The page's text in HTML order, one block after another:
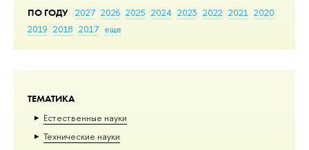
ПО ГОДУ 2027 2026 2025 2024 2023 2022 2021 2020
2019 2018 2017 еще
ТЕМАТИКА
Естественные науки
Тех­ничес­кие науки